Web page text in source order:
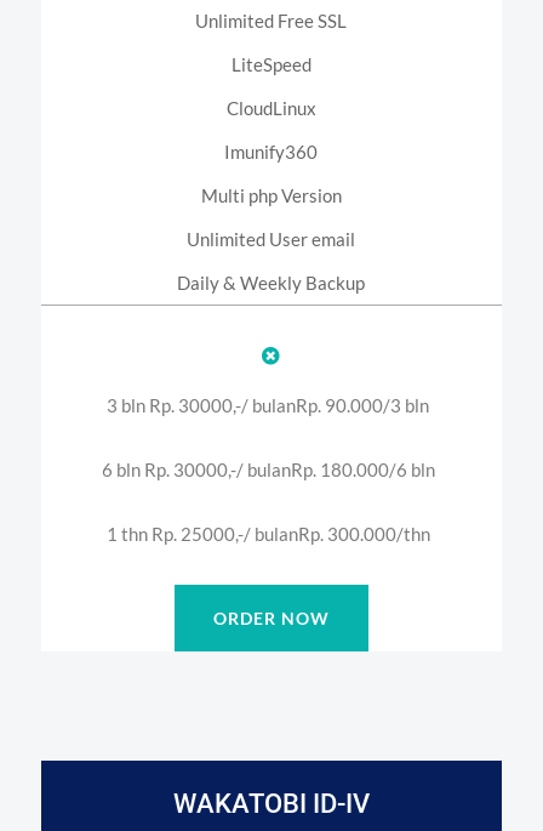
Unlimited Free SSL
LiteSpeed
CloudLinux
Imunify360
Multi php Version
Unlimited User email
Daily & Weekly Backup

3 bln Rp. 30000,-/ bulanRp. 90.000/3 bln
6 bln Rp. 30000,-/ bulanRp. 180.000/6 bln
1 thn Rp. 25000,-/ bulanRp. 300.000/thn
ORDER NOW
WAKATOBI ID-IV